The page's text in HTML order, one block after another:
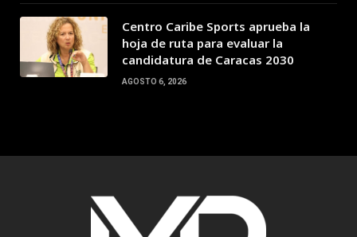
Centro Caribe Sports aprueba la
hoja de ruta para evaluar la
candidatura de Caracas 2030
AGOSTO 6, 2026